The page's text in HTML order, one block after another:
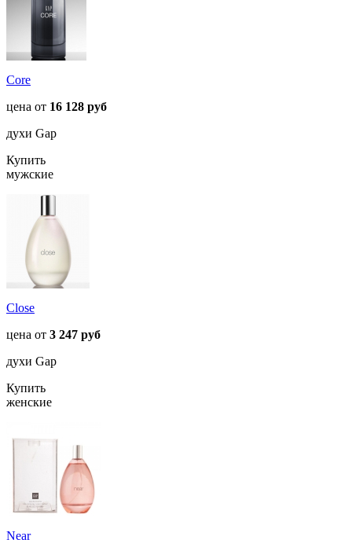
Core
цена от 16 128 руб
духи Gap
Купить
мужские
Close
цена от 3 247 руб
духи Gap
Купить
женские
Near